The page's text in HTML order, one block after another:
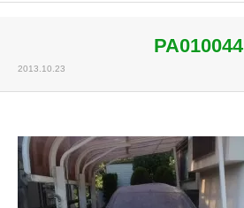
PA010044
2013.10.23